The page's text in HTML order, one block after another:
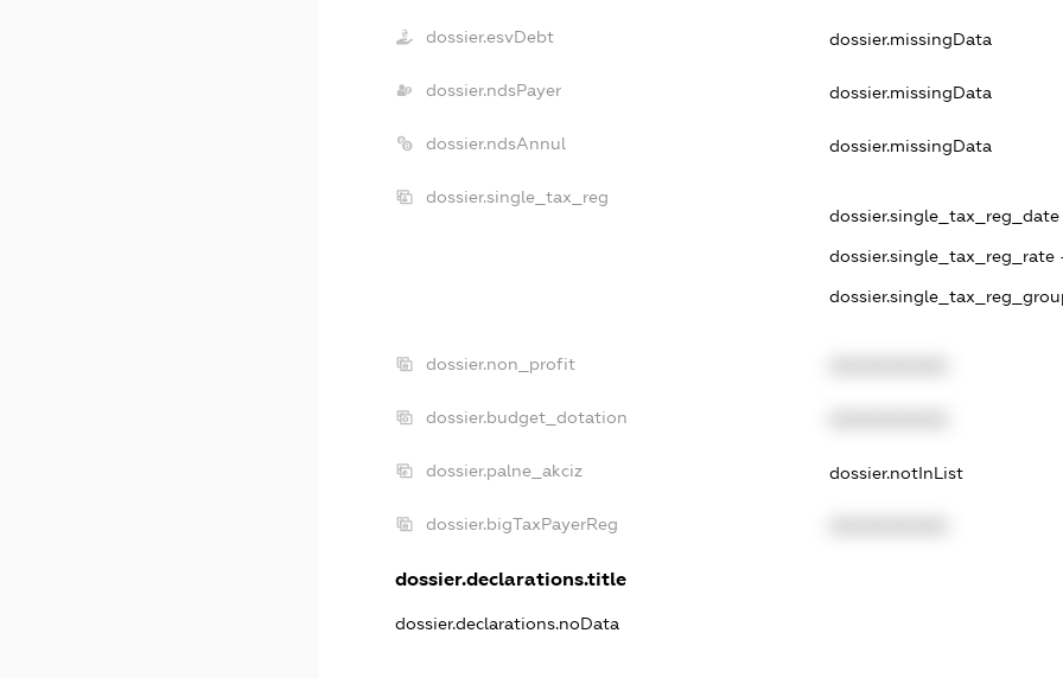
dossier.esvDebt dossier.missingData
dossier.ndsPayer dossier.missingData
dossier.ndsAnnul dossier.missingData
dossier.single_tax_reg
dossier.single_tax_reg_date
dossier.single_tax_reg_rate
dossier.non_profit
dossier.budget_dotation
dossier.palne_akciz dossier.notInList
dossier.bigTaxPayerReg
dossier.declarations.title
dossier.declarations.noData